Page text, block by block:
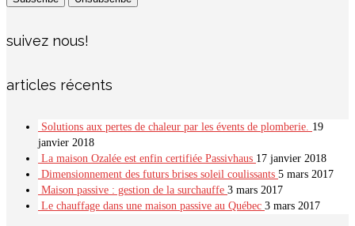
suivez nous!
articles récents
Solutions aux pertes de chaleur par les évents de plomberie. 19
janvier 2018
La maison Ozalée est enfin certifiée Passivhaus 17 janvier 2018
Dimensionnement des futurs brises soleil coulissants 5 mars 2017
Maison passive : gestion de la surchauffe 3 mars 2017
Le chauffage dans une maison passive au Québec 3 mars 2017